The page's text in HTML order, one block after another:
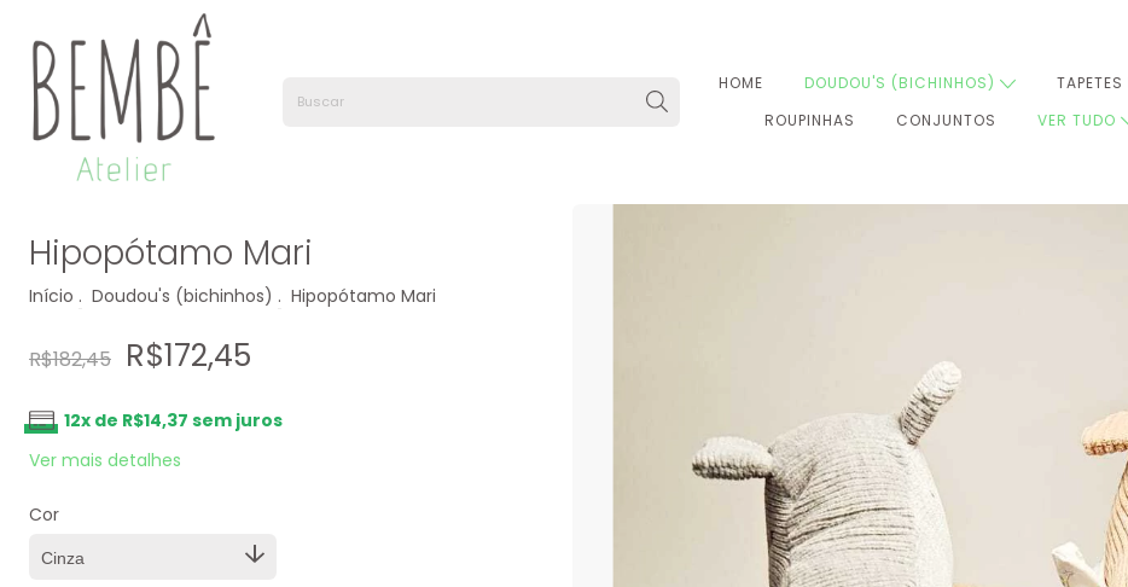
HOME DOUDOU'S (BICHINHOS)
ROUPINHAS
CONJUNTOS VER TUDO
Hipopótamo Mari
Início . Doudou's (bichinhos) . Hipopótamo Mari
R$182,45 R$172,45
12x de R$14,37 sem juros
Ver mais detalhes
Cor